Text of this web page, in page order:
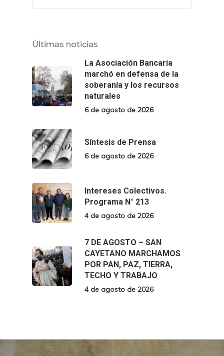
Últimas noticias
La Asociación Bancaria
marchó en defensa de la
soberanía y los recursos
naturales
6 de agosto de 2026
Síntesis de Prensa
6 de agosto de 2026
Intereses Colectivos.
Programa N° 213
4 de agosto de 2026
7 DE AGOSTO – SAN
CAYETANO MARCHAMOS
POR PAN, PAZ, TIERRA,
TECHO Y TRABAJO
4 de agosto de 2026